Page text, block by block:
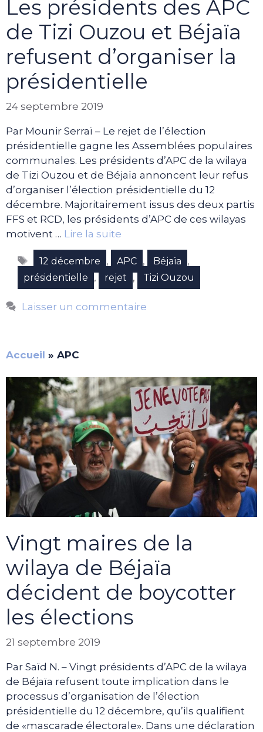
Les présidents des APC
de Tizi Ouzou et Béjaïa
refusent d’organiser la
présidentielle
24 septembre 2019
Par Mounir Serraï – Le rejet de l’élection
présidentielle gagne les Assemblées populaires
communales. Les présidents d’APC de la wilaya
de Tizi Ouzou et de Béjaïa annoncent leur refus
d’organiser l’élection présidentielle du 12
décembre. Majoritairement issus des deux partis
FFS et RCD, les présidents d’APC de ces wilayas
motivent … Lire la suite
Étiquettes
12 décembre , APC , Béjaïa ,
présidentielle , rejet , Tizi Ouzou
Laisser un commentaire
Accueil » APC
Vingt maires de la
wilaya de Béjaïa
décident de boycotter
les élections
21 septembre 2019
Par Saïd N. – Vingt présidents d’APC de la wilaya
de Béjaïa refusent toute implication dans le
processus d’organisation de l’élection
présidentielle du 12 décembre, qu’ils qualifient
de «mascarade électorale». Dans une déclaration